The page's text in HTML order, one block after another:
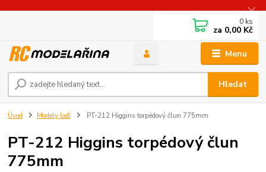
Menu
Hledat
0 ks
za 0,00 Kč
Úvod Modely lodí PT-212 Higgins torpédový člun 775mm
PT-212 Higgins torpédový člun
775mm